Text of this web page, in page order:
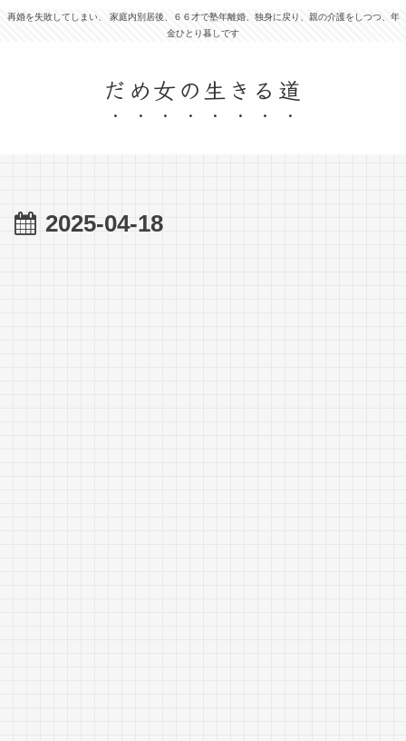
再婚を失敗してしまい、 家庭内別居後、６６才で塾年離婚、独身に戻り、親の介護をしつつ、年
金ひとり暮しです
だめ女の生きる道
2025-04-18